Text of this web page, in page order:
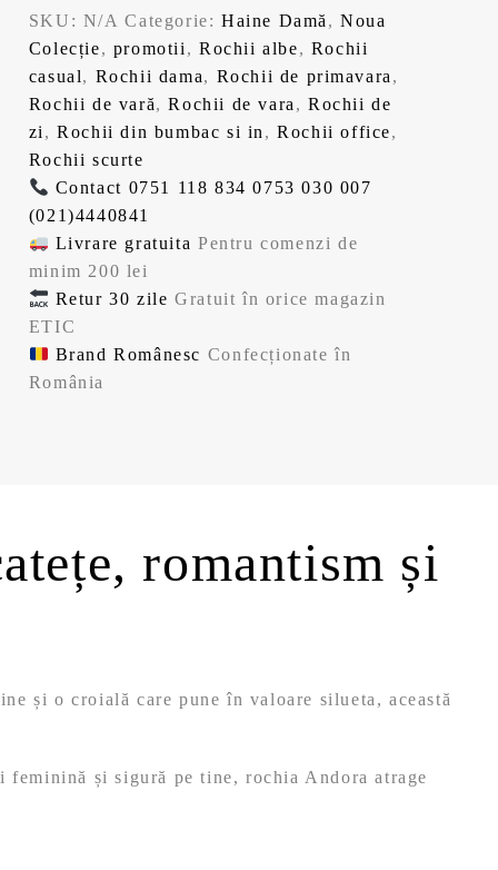
SKU: N/A Categorie: Haine Damă ,Noua
Colecție, promotii , Rochii albe, Rochii
casual, Rochii dama, Rochii de primavara ,
Rochii de vară,Rochii de vara ,Rochii de
zi ,Rochii din bumbac si in ,Rochii office,
Rochii scurte
Contact 0751 118 834 0753 030 007
(021)4440841
Livrare gratuita Pentru comenzi de
minim 200 lei
Retur 30 zile Gratuit în orice magazin
ETIC
Brand Românesc Confecționate în
România
romantism și
și o croială care pune în valoare silueta, această
și sigură pe tine, rochia Andora atrage